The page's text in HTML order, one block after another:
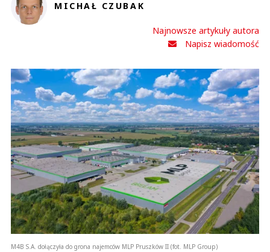
MICHAŁ CZUBAK
Najnowsze artykuły autora
Napisz wiadomość
M4B S.A. dołączyła do grona najemców MLP Pruszków II (fot. MLP Group)